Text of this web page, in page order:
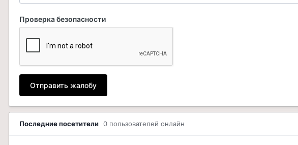
Проверка безопасности
Отправить жалобу
Последние посетители 0 пользователей онлайн